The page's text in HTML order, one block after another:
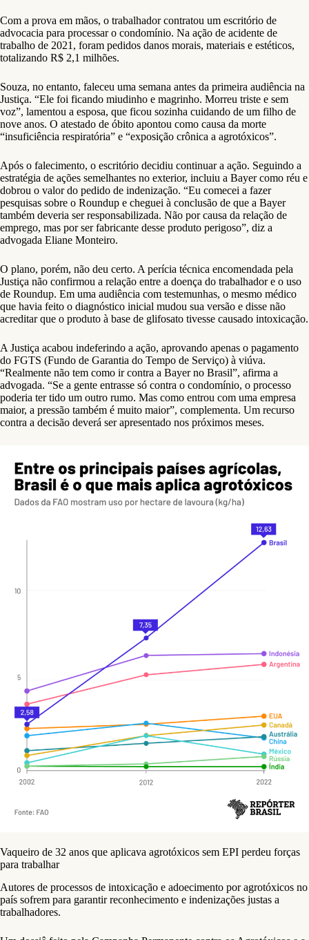
Com a prova em mãos, o trabalhador contratou um escritório de
advocacia para processar o condomínio. Na ação de acidente de
trabalho de 2021, foram pedidos danos morais, materiais e estéticos,
totalizando R$ 2,1 milhões.
Souza, no entanto, faleceu uma semana antes da primeira audiência na
Justiça. “Ele foi ficando miudinho e magrinho. Morreu triste e sem
voz”, lamentou a esposa, que ficou sozinha cuidando de um filho de
nove anos. O atestado de óbito apontou como causa da morte
“insuficiência respiratória” e “exposição crônica a agrotóxicos”.
Após o falecimento, o escritório decidiu continuar a ação. Seguindo a
estratégia de ações semelhantes no exterior, incluiu a Bayer como réu e
dobrou o valor do pedido de indenização. “Eu comecei a fazer
pesquisas sobre o Roundup e cheguei à conclusão de que a Bayer
também deveria ser responsabilizada. Não por causa da relação de
emprego, mas por ser fabricante desse produto perigoso”, diz a
advogada Eliane Monteiro.
O plano, porém, não deu certo. A perícia técnica encomendada pela
Justiça não confirmou a relação entre a doença do trabalhador e o uso
de Roundup. Em uma audiência com testemunhas, o mesmo médico
que havia feito o diagnóstico inicial mudou sua versão e disse não
acreditar que o produto à base de glifosato tivesse causado intoxicação.
A Justiça acabou indeferindo a ação, aprovando apenas o pagamento
do FGTS (Fundo de Garantia do Tempo de Serviço) à viúva.
“Realmente não tem como ir contra a Bayer no Brasil”, afirma a
advogada. “Se a gente entrasse só contra o condomínio, o processo
poderia ter tido um outro rumo. Mas como entrou com uma empresa
maior, a pressão também é muito maior”, complementa. Um recurso
contra a decisão deverá ser apresentado nos próximos meses.
Vaqueiro de 32 anos que aplicava agrotóxicos sem EPI perdeu forças
para trabalhar
Autores de processos de intoxicação e adoecimento por agrotóxicos no
país sofrem para garantir reconhecimento e indenizações justas a
trabalhadores.